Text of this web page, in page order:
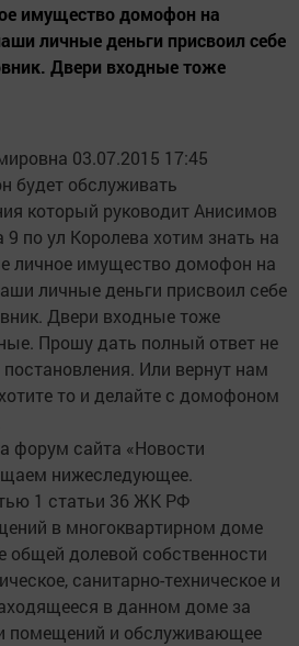
имущество домофон на
личные деньги присвоил себе
Двери входные тоже
03.07.2015 17:45
будет обслуживать
который руководит Анисимов
по ул Королева хотим знать на
личное имущество домофон на
личные деньги присвоил себе
Двери входные тоже
Прошу дать полный ответ не
Или вернут нам
то и делайте с домофоном
форум сайта «Новости
нижеследующее.
1 статьи 36 ЖК РФ
в многоквартирном доме
общей долевой собственности
санитарно-техническое и
в данном доме за
помещений и обслуживающее